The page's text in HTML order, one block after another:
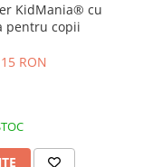
KidMania® cu
pentru copii
RON